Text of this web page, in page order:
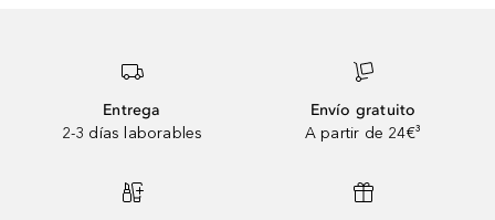
Entrega
2-3 días laborables
Envío gratuito
A partir de 24€³